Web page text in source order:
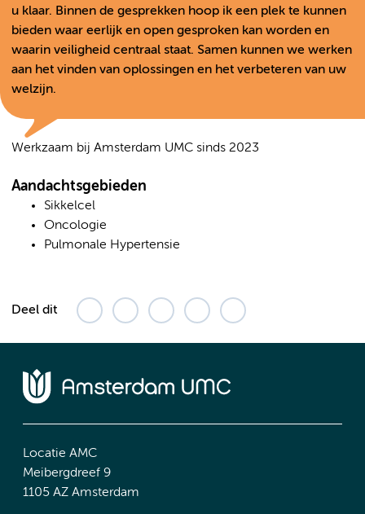
u klaar. Binnen de gesprekken hoop ik een plek te kunnen
bieden waar eerlijk en open gesproken kan worden en
waarin veiligheid centraal staat. Samen kunnen we werken
aan het vinden van oplossingen en het verbeteren van uw
welzijn.
Werkzaam bij Amsterdam UMC sinds 2023
Aandachtsgebieden
Sikkelcel
Oncologie
Pulmonale Hypertensie
Deel dit
Locatie AMC
Meibergdreef 9
1105 AZ Amsterdam